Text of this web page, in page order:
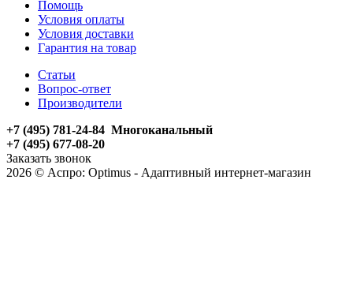
Помощь
Условия оплаты
Условия доставки
Гарантия на товар
Статьи
Вопрос-ответ
Производители
+7 (495) 781-24-84 Многоканальный
+7 (495) 677-08-20
Заказать звонок
2026 © Аспро: Optimus - Адаптивный интернет-магазин